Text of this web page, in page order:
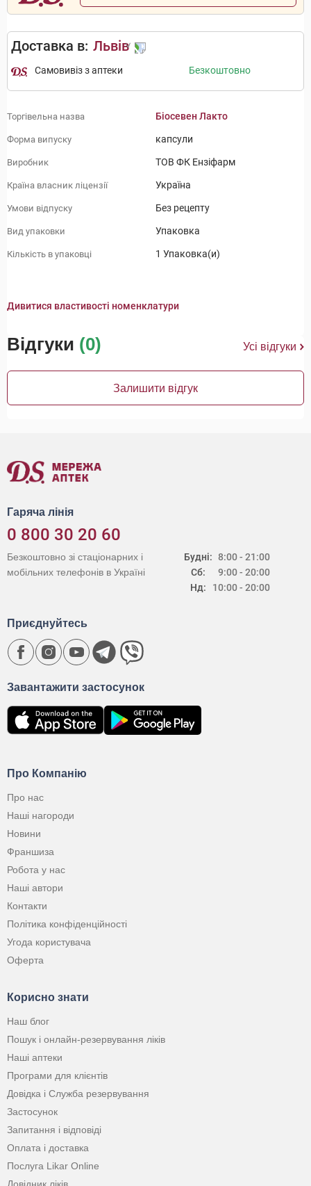
Доставка в: Львів
Самовивіз з аптеки Безкоштовно
Торгівельна назва Біосевен Лакто
Форма випуску капсули
Виробник ТОВ ФК Ензіфарм
Країна власник ліцензії Україна
Умови відпуску Без рецепту
Вид упаковки Упаковка
Кількість в упаковці 1 Упаковка(и)
Дивитися властивості номенклатури
Відгуки (0) Усі відгуки
Залишити відгук
Гаряча лінія
0 800 30 20 60
Будні:
Сб:
Нд:
8:00 - 21:00
9:00 - 20:00
10:00 - 20:00
Безкоштовно зі стаціонарних і
мобільних телефонів в Україні
Про Компанію
Про нас
Наші нагороди
Новини
Франшиза
Робота у нас
Наші автори
Контакти
Політика конфіденційності
Угода користувача
Оферта
Корисно знати
Наш блог
Пошук і онлайн-резервування ліків
Наші аптеки
Програми для клієнтів
Довідка і Служба резервування
Застосунок
Запитання і відповіді
Оплата і доставка
Послуга Likar Online
Довідник ліків
Завантажити застосунок
Приєднуйтесь